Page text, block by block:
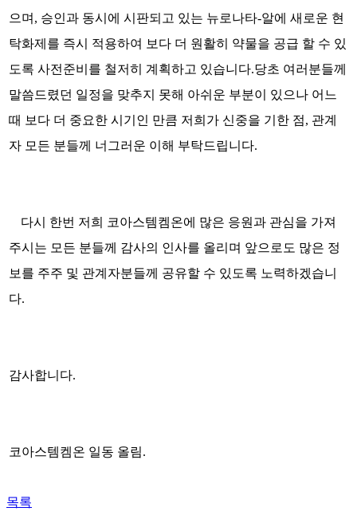
으며 , 승인과 동시에 시판되고 있는 뉴로나타-알에 새로운 현
탁화제를 즉시 적용하여 보다 더 원활히 약물을 공급 할 수 있
도록 사전준비를 철저히 계획하고 있습니다.당초 여러분들께
말씀드렸던 일정을 맞추지 못해 아쉬운 부분이 있으나 어느
때 보다 더 중요한 시기인 만큼 저희가 신중을 기한 점, 관계
자 모든 분들께 너그러운 이해 부탁드립니다.
다시 한번 저희 코아스템켐온에 많은 응원과 관심을 가져
주시는 모든 분들께 감사의 인사를 올리며 앞으로도 많은 정
보를 주주 및 관계자분들께 공유할 수 있도록 노력하겠습니
다.
감사합니다.
코아스템켐온 일동 올림.
목록